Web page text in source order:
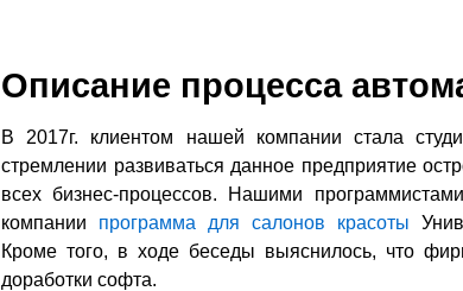
Описание процесса
В 2017г. клиентом нашей компании стала
стремлении развиваться данное предприятие
всех бизнес-процессов. Нашими
компании программа для салонов красоты
Кроме того, в ходе беседы выяснилось, что
доработки софта.